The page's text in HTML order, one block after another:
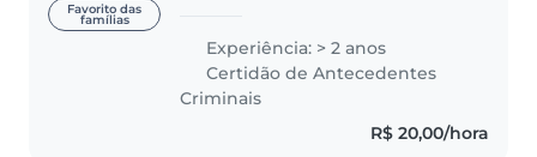
Favorito das
famílias
desejo seguir a docência. Além
de cuidar, inventar brincadeiras
e entreter crianças de..
Experiência: > 2 anos
Certidão de Antecedentes
Criminais
R$ 20,00/hora